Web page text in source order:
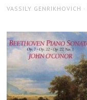
AUTHOR
VASSILY GENRIKHOVICH